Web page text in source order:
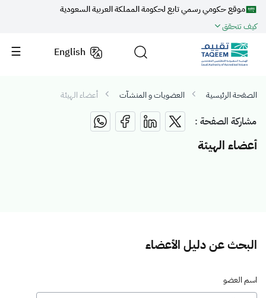
موقع حكومي رسمي تابع لحكومة المملكة العربية السعودية
كيف تتحقق
English
الصفحة الرئيسية العضويات و المنشآت أعضاء الهيئة
مشاركة الصفحة :
أعضاء الهيئة
البحث عن دليل الأعضاء
اسم العضو